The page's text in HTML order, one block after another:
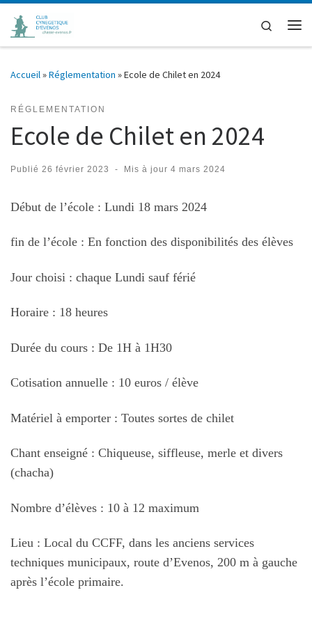
Passer au contenu
Search
Accueil»Réglementation »Ecole de Chilet en 2024
RÉGLEMENTATION
Ecole de Chilet en 2024
Publié 26 février 2023 - Mis à jour 4 mars 2024
Début de l’école : Lundi 18 mars 2024
fin de l’école : En fonction des disponibilités des élèves
Jour choisi : chaque Lundi sauf férié
Horaire : 18 heures
Durée du cours : De 1H à 1H30
Cotisation annuelle : 10 euros / élève
Matériel à emporter : Toutes sortes de chilet
Chant enseigné : Chiqueuse, siffleuse, merle et divers
(chacha)
Nombre d’élèves : 10 à 12 maximum
Lieu : Local du CCFF, dans les anciens services
techniques municipaux, route d’Evenos, 200 m à gauche
après l’école primaire.